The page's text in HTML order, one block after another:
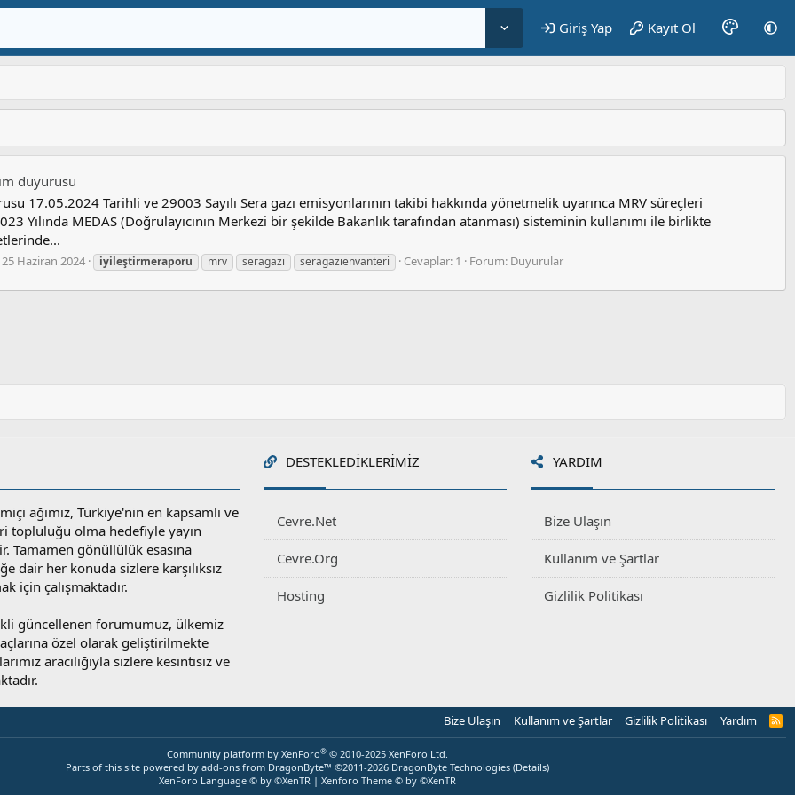
Giriş Yap Kayıt Ol
duyurusu
17.05.2024 Tarihli ve 29003 Sayılı Sera gazı emisyonlarının takibi hakkında yönetmelik uyarınca MRV süreçleri
Yılında MEDAS (Doğrulayıcının Merkezi bir şekilde Bakanlık tarafından atanması) sisteminin kullanımı ile birlikte
25 Haziran 2024 iyileştirmeraporu mrv seragazı seragazıenvanteri Cevaplar: 1 Forum: Duyurular
ağımız, Türkiye'nin en kapsamlı ve
topluluğu olma hedefiyle yayın
Tamamen gönüllülük esasına
dair her konuda sizlere karşılıksız
için çalışmaktadır.
güncellenen forumumuz, ülkemiz
özel olarak geliştirilmekte
aracılığıyla sizlere kesintisiz ve
DESTEKLEDIKLERIMIZ
Cevre.Net
Cevre.Org
Hosting
YARDIM
Bize Ulaşın
Kullanım ve Şartlar
Gizlilik Politikası
Bize Ulaşın Kullanım ve Şartlar Gizlilik Politikası Yardım
R
Community platform by XenForo® © 2010-2025 XenForo Ltd.
Parts of this site powered by add-ons from DragonByte™ ©2011-2026 DragonByte Technologies (Details)
XenForo Language © by ©XenTR | Xenforo Theme © by ©XenTR